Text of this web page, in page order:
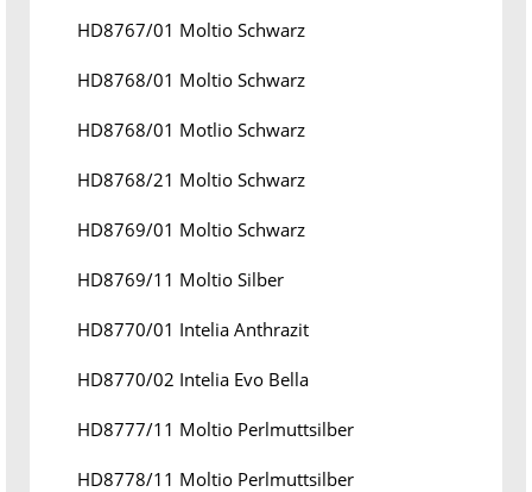
HD8767/01 Moltio Schwarz
HD8768/01 Moltio Schwarz
HD8768/01 Motlio Schwarz
HD8768/21 Moltio Schwarz
HD8769/01 Moltio Schwarz
HD8769/11 Moltio Silber
HD8770/01 Intelia Anthrazit
HD8770/02 Intelia Evo Bella
HD8777/11 Moltio Perlmuttsilber
HD8778/11 Moltio Perlmuttsilber